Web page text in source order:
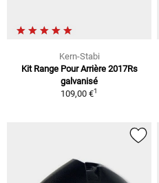
Kern-Stabi
Kit Range Pour Arrière 2017Rs
galvanisé
109,00 €1